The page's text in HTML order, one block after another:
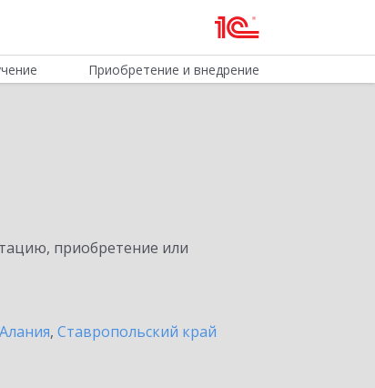
Приобретение и внедрение
приобретение или
, Ставропольский край